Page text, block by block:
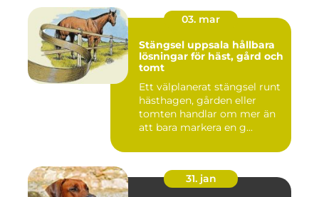
03. mar
Stängsel uppsala hållbara
lösningar för häst, gård och
tomt
Ett välplanerat stängsel runt
hästhagen, gården eller
tomten handlar om mer än
att bara markera en g...
31. jan